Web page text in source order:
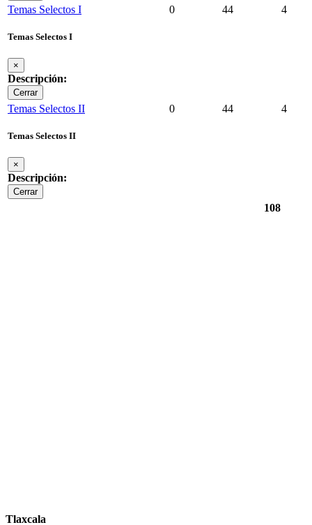
Temas Selectos I
Temas Selectos I
×
Descripción:
Cerrar
0 44 4
Temas Selectos II
Temas Selectos II
×
Descripción:
Cerrar
0 44 4
108
Tlaxcala